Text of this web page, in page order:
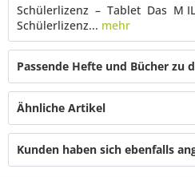
Schülerlizenz – Tablet Das M
Schülerlizenz... mehr
Passende Hefte und Bücher zu
Ähnliche Artikel
Kunden haben sich ebenfalls